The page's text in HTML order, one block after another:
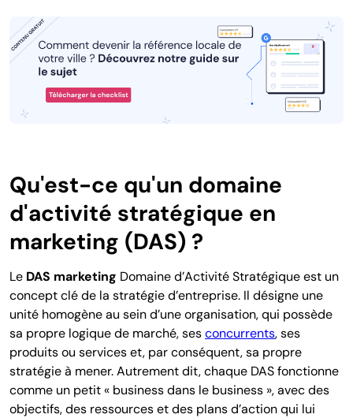
Qu'est-ce qu'un domaine
d'activité stratégique en
marketing (DAS) ?
Le DAS marketing Domaine d’Activité Stratégique est un
concept clé de la stratégie d’entreprise. Il désigne une
unité homogène au sein d’une organisation, qui possède
sa propre logique de marché, sesconcurrents, ses
produits ou services et, par conséquent, sa propre
stratégie à mener. Autrement dit, chaque DAS fonctionne
comme un petit « business dans le business », avec des
objectifs, des ressources et des plans d’action qui lui